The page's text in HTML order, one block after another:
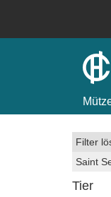
Filter
Saint
Tier